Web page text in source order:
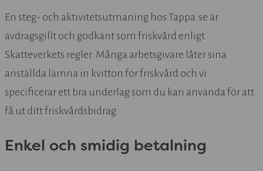
En steg- och aktivitetsutmaning hos Tappa.se är
avdragsgillt och godkänt som friskvård enligt
Skatteverkets regler. Många arbetsgivare låter sina
anställda lämna in kvitton för friskvård och vi
specificerar ett bra underlag som du kan använda för att
få ut ditt friskvårdsbidrag
Enkel och smidig betalning